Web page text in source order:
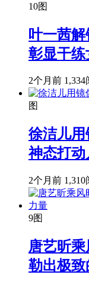
10图
叶一茜
彰显干练
2个月前 1,334
图
徐洁儿
神态打动
2个月前 1,310
9图
唐艺昕
勒出极